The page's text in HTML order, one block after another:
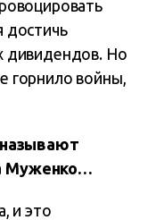
достичь
дивидендов. Но
горнило войны,
Муженко…
и это